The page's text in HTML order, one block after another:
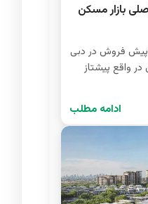
بازار مسکن
پیش فروش در دبی
واقع پیشتاز
ادامه مطلب